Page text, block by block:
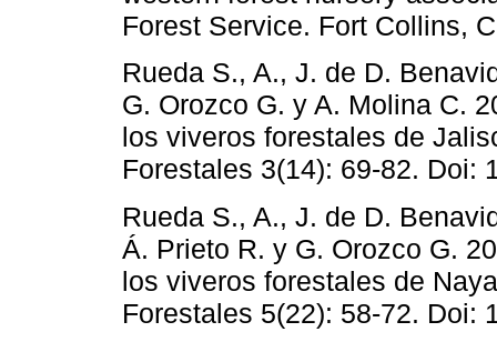
Forest Service. Fort Collins,
Rueda S., A., J. de D.
G. Orozco G. y A. Molina C.
los viveros forestales de
Forestales 3(14): 69-82. Doi:
Rueda S., A., J. de D.
Á. Prieto R. y G. Orozco G.
los viveros forestales de
Forestales 5(22): 58-72. Doi: